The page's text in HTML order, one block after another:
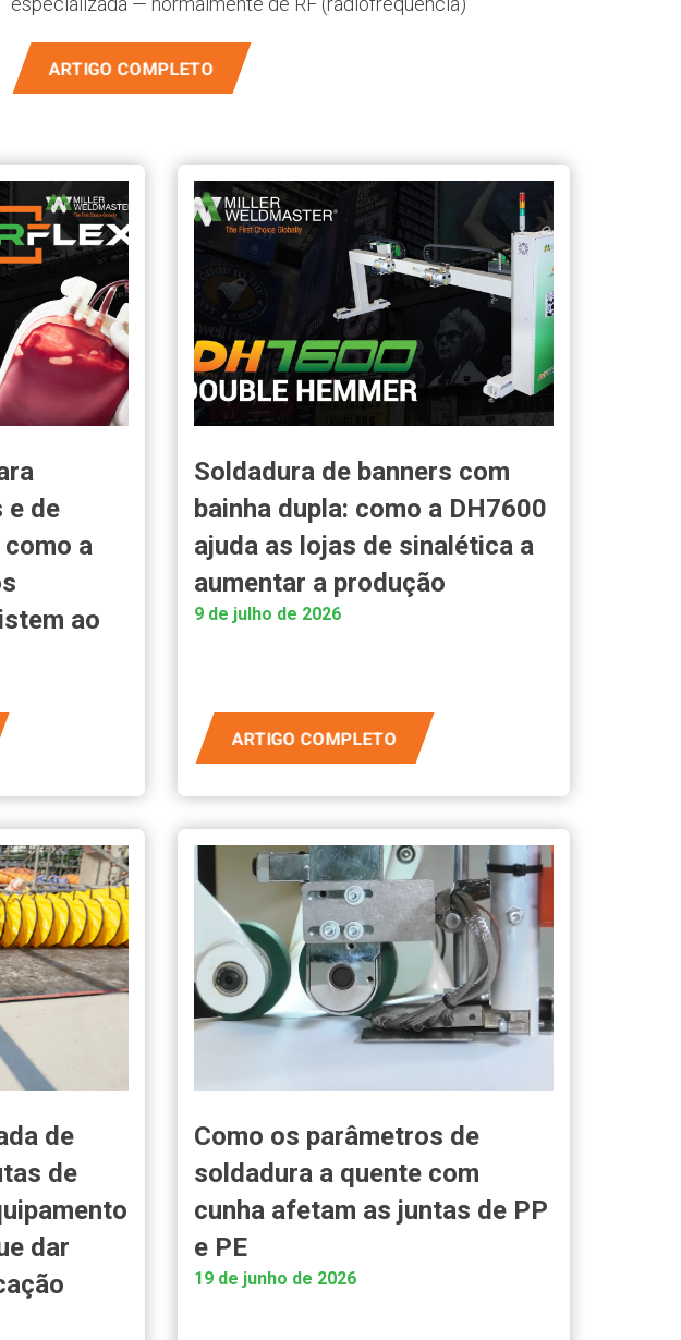
ARTIGO COMPLETO
e de
a
ao
Soldadura de banners com
bainha dupla: como a DH7600
ajuda as lojas de sinalética a
aumentar a produção
9 de julho de 2026
ARTIGO COMPLETO
de
de
dar
Como os parâmetros de
soldadura a quente com
cunha afetam as juntas de PP
e PE
19 de junho de 2026